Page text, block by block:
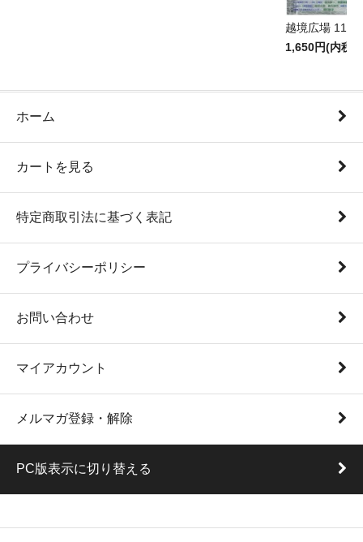
越境広場 11号
1,650円(内税)
ホーム
カートを見る
特定商取引法に基づく表記
プライバシーポリシー
お問い合わせ
マイアカウント
メルマガ登録・解除
PC版表示に切り替える